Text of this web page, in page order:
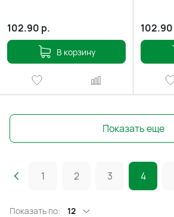
102.90 р.
В корзину
102.90
Показать еще
1 2 3 4
Показать по: 12